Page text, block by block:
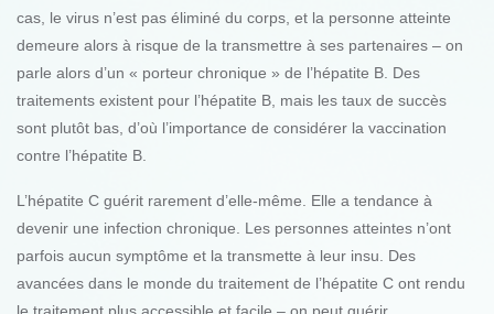
cas, le virus n’est pas éliminé du corps, et la personne atteinte
demeure alors à risque de la transmettre à ses partenaires – on
parle alors d’un « porteur chronique » de l’hépatite B. Des
traitements existent pour l’hépatite B, mais les taux de succès
sont plutôt bas, d’où l’importance de considérer la vaccination
contre l’hépatite B.
L’hépatite C guérit rarement d’elle-même. Elle a tendance à
devenir une infection chronique. Les personnes atteintes n’ont
parfois aucun symptôme et la transmette à leur insu. Des
avancées dans le monde du traitement de l’hépatite C ont rendu